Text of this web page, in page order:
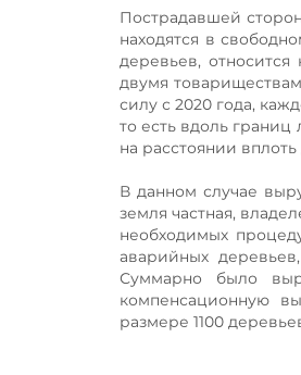
Пострадавшей
находятся в
деревьев,
двумя
силу с 2020 года,
то есть вдоль
на расстоянии
В данном случае
земля частная,
необходимых
аварийных
Суммарно было
компенсационную
размере 1100